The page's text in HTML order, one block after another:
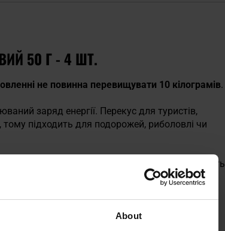
About
50 Г - 4 ШТ.
не повинна перевищувати 10 кілограмів.
заряд енергії. Перекус для туристів,
тому підходить для подорожей, риболовлі чи
альтернативою іншим перекусам, підходить